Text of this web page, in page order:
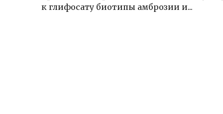
к глифосату биотипы амброзии и...